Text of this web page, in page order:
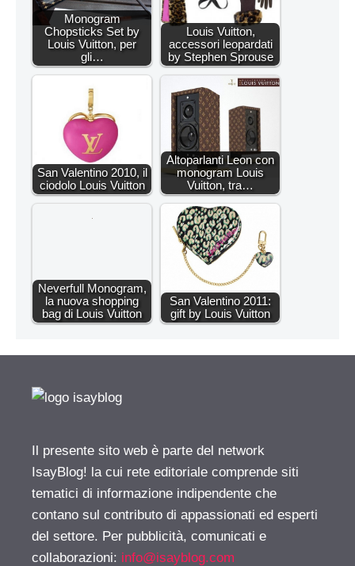
Monogram
Chopsticks Set by
Louis Vuitton, per
gli…
Louis Vuitton,
accessori leopardati
by Stephen Sprouse
San Valentino 2010, il
ciodolo Louis Vuitton
Altoparlanti Leon con
monogram Louis
Vuitton, tra…
Neverfull Monogram,
la nuova shopping
bag di Louis Vuitton
San Valentino 2011:
gift by Louis Vuitton
Il presente sito web è parte del network
IsayBlog! la cui rete editoriale comprende siti
tematici di informazione indipendente che
contano sul contributo di appassionati ed esperti
del settore. Per pubblicità, comunicati e
collaborazioni: info@isayblog.com